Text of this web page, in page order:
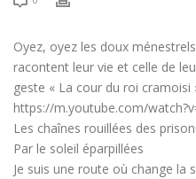
Oyez, oyez les doux
racontent leur vie et celle de
geste « La cour du roi cramoisi
https://m.youtube.com/
Les chaînes rouillées des
Par le soleil éparpillées
Je suis une route où change la